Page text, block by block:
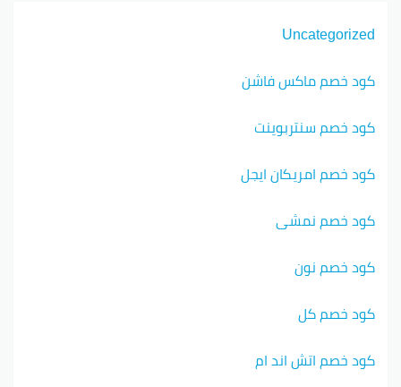
Uncategorized
كود خصم ماكس فاشن
كود خصم سنتربوينت
كود خصم امريكان ايجل
كود خصم نمشي
كود خصم نون
كود خصم كل
كود خصم اتش اند ام